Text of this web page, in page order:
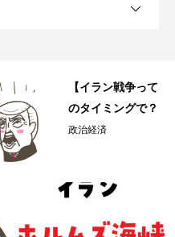
てなんなん？ その4】なぜこ
？